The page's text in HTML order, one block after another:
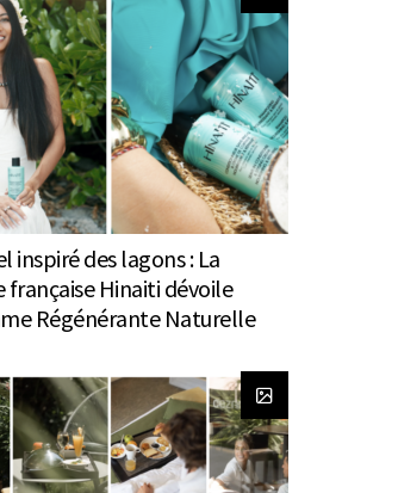
inspiré des lagons : La
française Hinaiti dévoile
Régénérante Naturelle